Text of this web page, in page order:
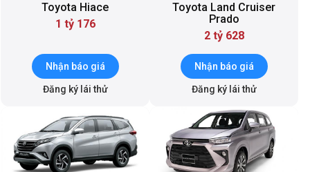
Toyota Hiace
1 tỷ 176
Nhận báo giá
Đăng ký lái thử
Toyota Land Cruiser
Prado
2 tỷ 628
Nhận báo giá
Đăng ký lái thử